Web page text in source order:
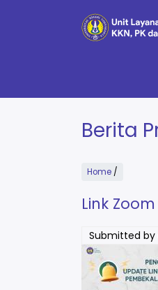
Berita
Home /
Link
Submitted by